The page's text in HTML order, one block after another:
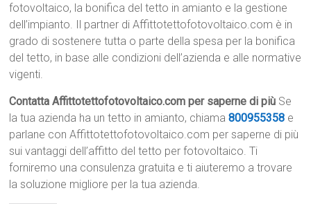
fotovoltaico, la bonifica del tetto in amianto e la gestione
dell’impianto. Il partner di Affittotettofotovoltaico.com è in
grado di sostenere tutta o parte della spesa per la bonifica
del tetto, in base alle condizioni dell’azienda e alle normative
vigenti.
Contatta Affittotettofotovoltaico.com per saperne di più Se
la tua azienda ha un tetto in amianto, chiama800955358 e
parlane con Affittotettofotovoltaico.com per saperne di più
sui vantaggi dell’affitto del tetto per fotovoltaico. Ti
forniremo una consulenza gratuita e ti aiuteremo a trovare
la soluzione migliore per la tua azienda.